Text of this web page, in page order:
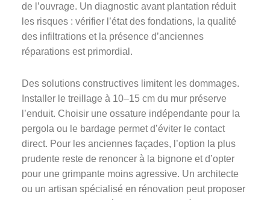
de l’ouvrage. Un diagnostic avant plantation réduit
les risques : vérifier l’état des fondations, la qualité
des infiltrations et la présence d’anciennes
réparations est primordial.
Des solutions constructives limitent les dommages.
Installer le treillage à 10–15 cm du mur préserve
l’enduit. Choisir une ossature indépendante pour la
pergola ou le bardage permet d’éviter le contact
direct. Pour les anciennes façades, l’option la plus
prudente reste de renoncer à la bignone et d’opter
pour une grimpante moins agressive. Un architecte
ou un artisan spécialisé en rénovation peut proposer